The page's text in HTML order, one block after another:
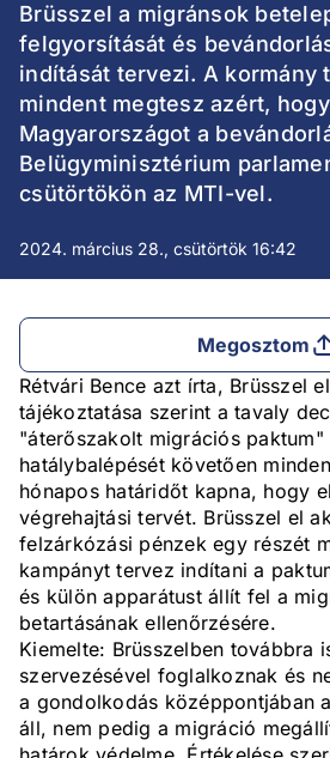
Brüsszel a migránsok
felgyorsítását és
indítását tervezi. A kormány
mindent megtesz azért,
Magyarországot a
Belügyminisztérium
csütörtökön az MTI-vel.
2024. március 28., csütörtök 16:42
Megosztom
Rétvári Bence azt írta, Brüsszel
tájékoztatása szerint a tavaly
"áterőszakolt migrációs paktum"
hatálybalépését követően
hónapos határidőt kapna, hogy
végrehajtási tervét. Brüsszel el
felzárkózási pénzek egy részét
kampányt tervez indítani a
és külön apparátust állít fel a
betartásának ellenőrzésére.
Kiemelte: Brüsszelben továbbra
szervezésével foglalkoznak és
a gondolkodás középpontjában
áll, nem pedig a migráció